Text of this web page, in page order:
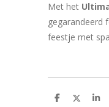
Met het
gegarandeerd
feestje met
D
D
S